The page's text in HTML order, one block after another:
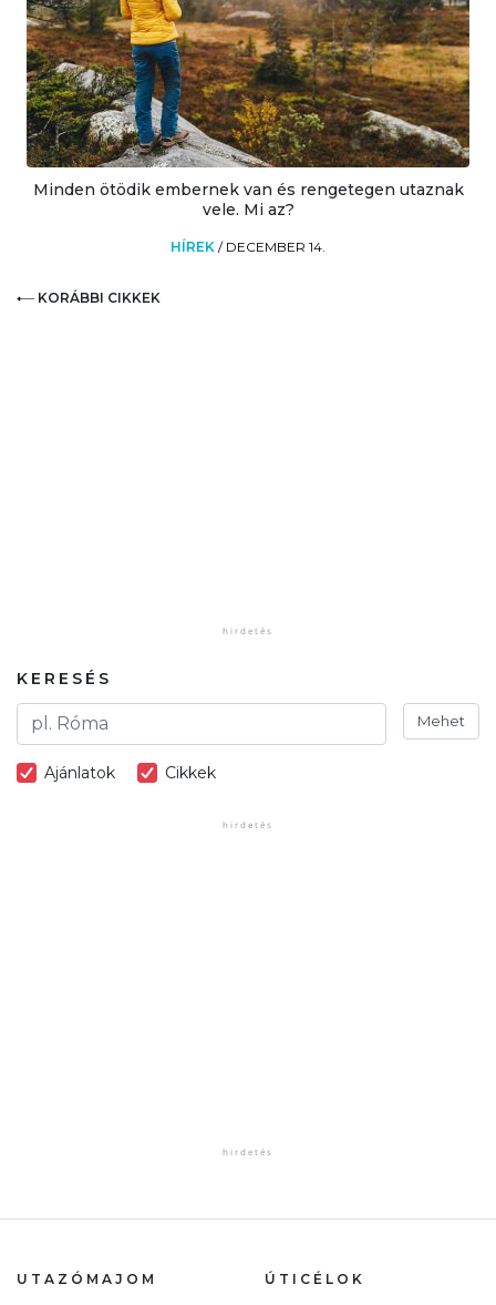
Minden ötödik embernek van és rengetegen utaznak
vele. Mi az?
HÍREK / DECEMBER 14.
KORÁBBI CIKKEK
KERESÉS
Mehet
Ajánlatok Cikkek
UTAZÓMAJOM ÚTICÉLOK